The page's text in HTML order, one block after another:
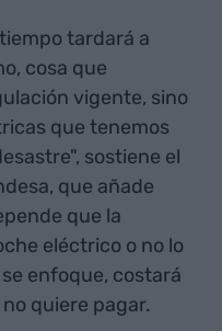
tardará a
cosa que
vigente, sino
que tenemos
sostiene el
que añade
que la
eléctrico o no lo
enfoque, costará
quiere pagar.